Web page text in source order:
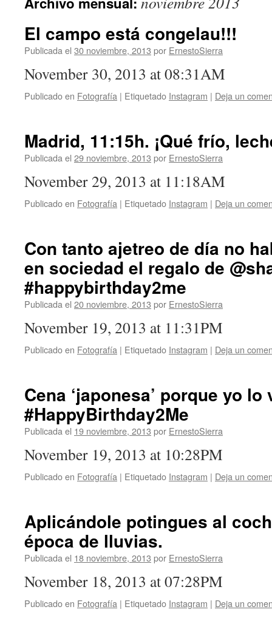
El campo está congelau!!!
Publicada el 30 noviembre, 2013 por ErnestoSierra
November 30, 2013 at 08:31AM
Publicado en Fotografía | Etiquetado Instagram | Deja un
Madrid, 11:15h. ¡Qué frío,
Publicada el 29 noviembre, 2013 por ErnestoSierra
November 29, 2013 at 11:18AM
Publicado en Fotografía | Etiquetado Instagram | Deja un
Con tanto ajetreo de día no
en sociedad el regalo de
#happybirthday2me
Publicada el 20 noviembre, 2013 por ErnestoSierra
November 19, 2013 at 11:31PM
Publicado en Fotografía | Etiquetado Instagram | Deja un
Cena ‘japonesa’ porque yo lo
#HappyBirthday2Me
Publicada el 19 noviembre, 2013 por ErnestoSierra
November 19, 2013 at 10:28PM
Publicado en Fotografía | Etiquetado Instagram | Deja un
Aplicándole potingues al
época de lluvias.
Publicada el 18 noviembre, 2013 por ErnestoSierra
November 18, 2013 at 07:28PM
Publicado en Fotografía | Etiquetado Instagram | Deja un